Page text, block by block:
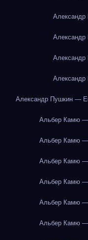
Александр Пушкин —
Альбер Камю
Альбер Камю
Альбер Камю
Альбер Камю
Альбер Камю
Альбер Камю